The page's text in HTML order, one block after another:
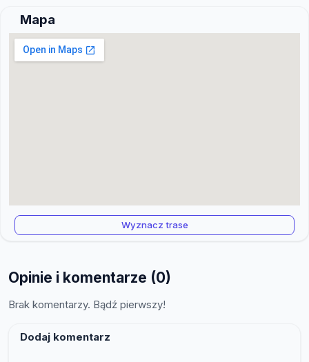
Mapa
Wyznacz trase
Opinie i komentarze (0)
Brak komentarzy. Bądź pierwszy!
Dodaj komentarz